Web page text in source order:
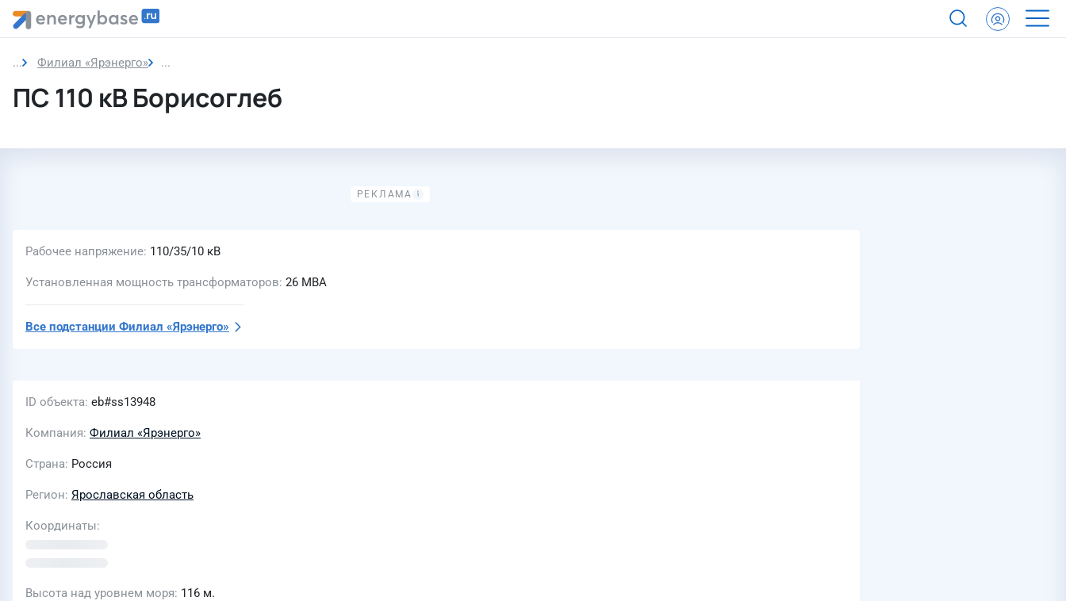
Филиал «Ярэнерго» ПС 110 кВ Борисоглеб
ПС 110 кВ Борисоглеб
Рабочее напряжение 110/35/10 кВ
Установленная мощность трансформаторов 26 МВА
Все подстанции Филиал «Ярэнерго»
ID объекта eb#ss13948
Компания Филиал «Ярэнерго»
Страна Россия
Регион Ярославская область
Координаты
Высота над уровнем моря 116 м.